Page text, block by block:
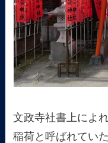
文政寺社書上によ
稲荷と呼ばれてい